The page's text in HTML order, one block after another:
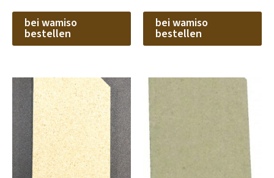
bei wamiso
bestellen
bei wamiso
bestellen